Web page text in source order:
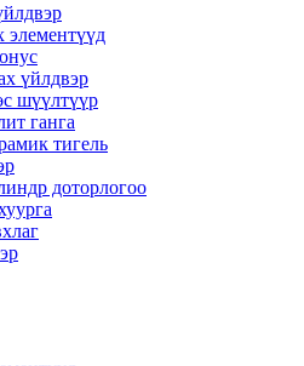
элементүүд
үйлдвэр
шүүлтүүр
ганга
тигель
доторлогоо